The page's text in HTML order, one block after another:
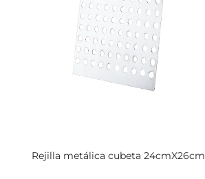
Rejilla metálica cubeta 24cmX26cm